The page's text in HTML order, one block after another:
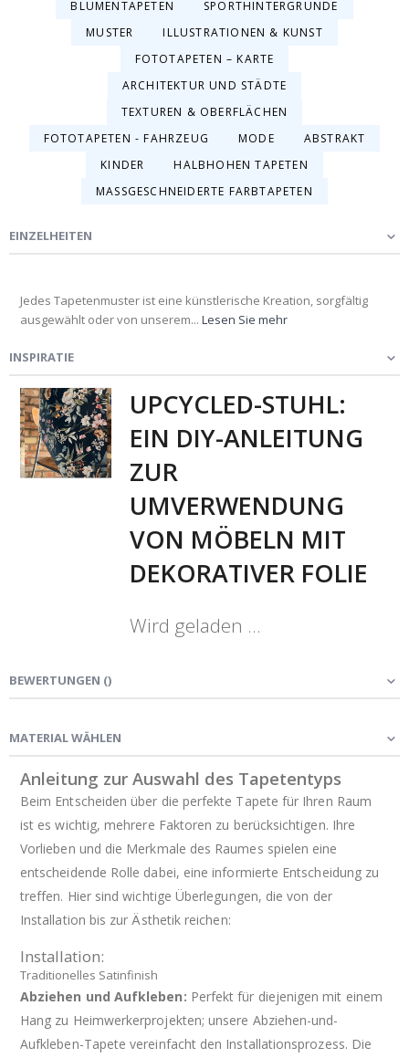
BLUMENTAPETEN
SPORTHINTERGRÜNDE
MUSTER
ILLUSTRATIONEN & KUNST
FOTOTAPETEN – KARTE
ARCHITEKTUR UND STÄDTE
TEXTUREN & OBERFLÄCHEN
FOTOTAPETEN - FAHRZEUG
MODE
ABSTRAKT
KINDER
HALBHOHEN TAPETEN
MASSGESCHNEIDERTE FARBTAPETEN
EINZELHEITEN
Jedes Tapetenmuster ist eine künstlerische Kreation, sorgfältig
ausgewählt oder von unserem... Lesen Sie mehr
INSPIRATIE
UPCYCLED-STUHL:
EIN DIY-ANLEITUNG
ZUR
UMVERWENDUNG
VON MÖBELN MIT
DEKORATIVER FOLIE
Wird geladen …
BEWERTUNGEN ()
MATERIAL WÄHLEN
Anleitung zur Auswahl des Tapetentyps
Beim Entscheiden über die perfekte Tapete für Ihren Raum
ist es wichtig, mehrere Faktoren zu berücksichtigen. Ihre
Vorlieben und die Merkmale des Raumes spielen eine
entscheidende Rolle dabei, eine informierte Entscheidung zu
treffen. Hier sind wichtige Überlegungen, die von der
Installation bis zur Ästhetik reichen:
Installation:
Traditionelles Satinfinish
Abziehen und Aufkleben: Perfekt für diejenigen mit einem
Hang zu Heimwerkerprojekten; unsere Abziehen-und-
Aufkleben-Tapete vereinfacht den Installationsprozess. Die